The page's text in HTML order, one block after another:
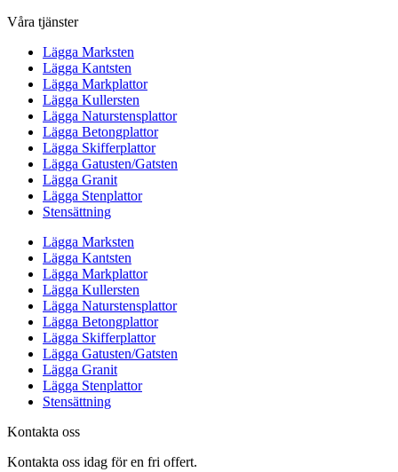
Våra tjänster
Lägga Marksten
Lägga Kantsten
Lägga Markplattor
Lägga Kullersten
Lägga Naturstensplattor
Lägga Betongplattor
Lägga Skifferplattor
Lägga Gatusten/Gatsten
Lägga Granit
Lägga Stenplattor
Stensättning
Lägga Marksten
Lägga Kantsten
Lägga Markplattor
Lägga Kullersten
Lägga Naturstensplattor
Lägga Betongplattor
Lägga Skifferplattor
Lägga Gatusten/Gatsten
Lägga Granit
Lägga Stenplattor
Stensättning
Kontakta oss
Kontakta oss idag för en fri offert.